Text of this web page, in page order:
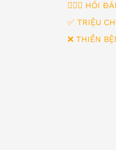
🙋🏻‍♂️ HỎI
✅ TRIỆU
❌ THIỀN